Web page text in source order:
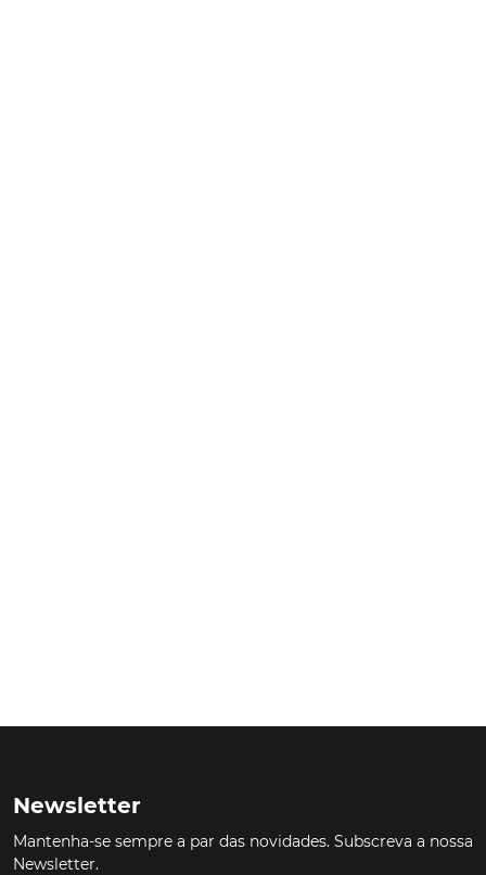
Newsletter
Mantenha-se sempre a par das novidades. Subscreva a nossa
Newsletter.